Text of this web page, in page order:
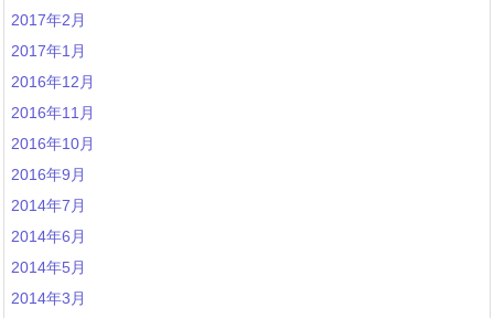
2017年2月
2017年1月
2016年12月
2016年11月
2016年10月
2016年9月
2014年7月
2014年6月
2014年5月
2014年3月